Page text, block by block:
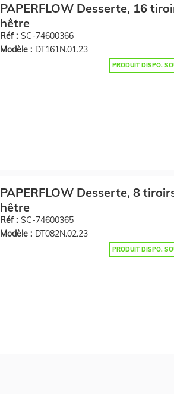
PAPERFLOW Desserte, 16
hêtre
Réf : SC-74600366
Modèle : DT161N.01.23
PRODUIT DISPO.
PAPERFLOW Desserte, 8
hêtre
Réf : SC-74600365
Modèle : DT082N.02.23
PRODUIT DISPO.